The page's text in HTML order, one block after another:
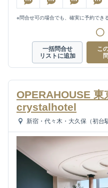
※問合せ可の場合でも、確実に予約でき
一括問合せ
リストに追加
こ
OPERAHOUSE 東
crystalhotel
新宿・代々木・大久保（初台